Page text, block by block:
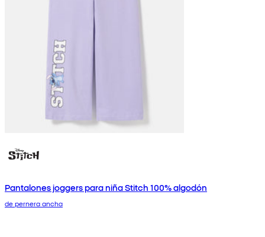
Pantalones joggers para niña Stitch 100% algodón
de pernera ancha